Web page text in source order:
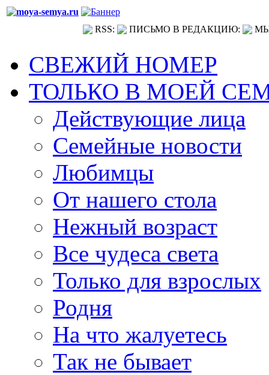
RSS: ПИСЬМО В РЕДАКЦИЮ:
СВЕЖИЙ НОМЕР
ТОЛЬКО В МОЕЙ
Действующие лица
Семейные новости
Любимцы
От нашего стола
Нежный возраст
Все чудеса света
Только для взрослых
Родня
На что жалуетесь
Так не бывает